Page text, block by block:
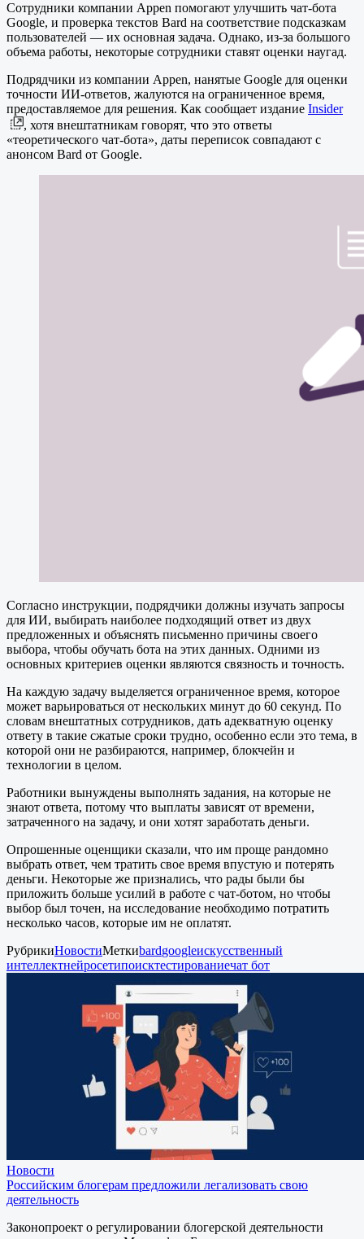
Сотрудники компании Appen помогают улучшить чат-бота
Google, и проверка текстов Bard на соответствие подсказкам
пользователей — их основная задача. Однако, из-за большого
объема работы, некоторые сотрудники ставят оценки наугад.
Подрядчики из компании Appen, нанятые Google для оценки
точности ИИ-ответов, жалуются на ограниченное время,
предоставляемое для решения. Как сообщает издание Insider
, хотя внештатникам говорят, что это ответы
«теоретического чат-бота», даты переписок совпадают с
анонсом Bard от Google.
Согласно инструкции, подрядчики должны изучать запросы
для ИИ, выбирать наиболее подходящий ответ из двух
предложенных и объяснять письменно причины своего
выбора, чтобы обучать бота на этих данных. Одними из
основных критериев оценки являются связность и точность.
На каждую задачу выделяется ограниченное время, которое
может варьироваться от нескольких минут до 60 секунд. По
словам внештатных сотрудников, дать адекватную оценку
ответу в такие сжатые сроки трудно, особенно если это тема, в
которой они не разбираются, например, блокчейн и
технологии в целом.
Работники вынуждены выполнять задания, на которые не
знают ответа, потому что выплаты зависят от времени,
затраченного на задачу, и они хотят заработать деньги.
Опрошенные оценщики сказали, что им проще рандомно
выбрать ответ, чем тратить свое время впустую и потерять
деньги. Некоторые же признались, что рады были бы
приложить больше усилий в работе с чат-ботом, но чтобы
выбор был точен, на исследование необходимо потратить
несколько часов, которые им не оплатят.
РубрикиНовостиМеткиbardgoogleискусственный
интеллектнейросетипоисктестированиечат бот
Новости
Российским блогерам предложили легализовать свою
деятельность
Законопроект о регулировании блогерской деятельности